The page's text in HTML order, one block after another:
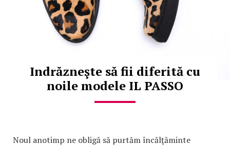
Indrăzneşte să fii diferită cu
noile modele IL PASSO
Noul anotimp ne obligă să purtăm încălţăminte